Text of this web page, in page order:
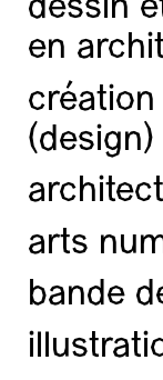
… et bravo
dessin
en
(design)
arts
bande